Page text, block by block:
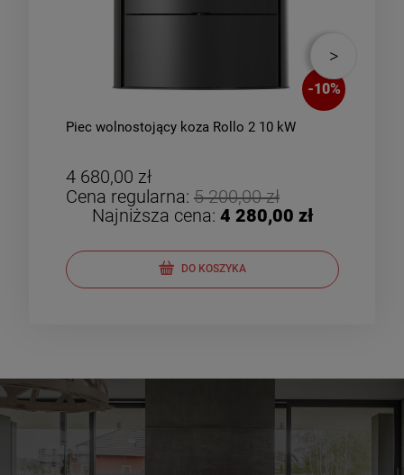
-10%
Piec wolnostojący koza Rollo 2 10 kW
4 680,00 zł
Cena regularna: 5 200,00 zł
Najniższa cena: 4 280,00 zł
DO KOSZYKA